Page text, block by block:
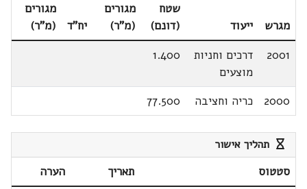
מגרש ייעוד
שטח
(דונם)
מגורים
(מ"ר)
יח"ד
מגורים
(מ"ר)
2001
דרכים וחניות
מוצעים
1.400
2000 כריה וחציבה 77.500
תהליך אישור
סטטוס תאריך
הערה